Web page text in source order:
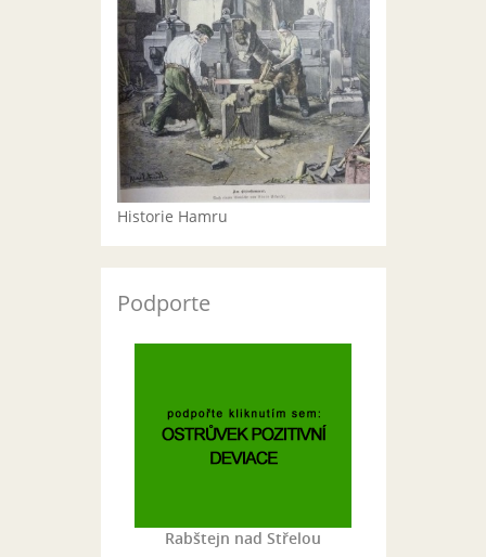
Historie Hamru
Podporte
Rabštejn nad Střelou